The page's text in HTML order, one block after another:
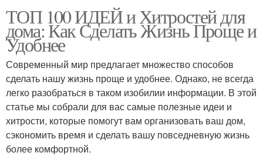
ТОП 100 ИДЕЙ и Хитростей для
дома: Как Сделать Жизнь Проще и
Удобнее
Современный мир предлагает множество способов
сделать нашу жизнь проще и удобнее. Однако, не всегда
легко разобраться в таком изобилии информации. В этой
статье мы собрали для вас самые полезные идеи и
хитрости, которые помогут вам организовать ваш дом,
сэкономить время и сделать вашу повседневную жизнь
более комфортной.